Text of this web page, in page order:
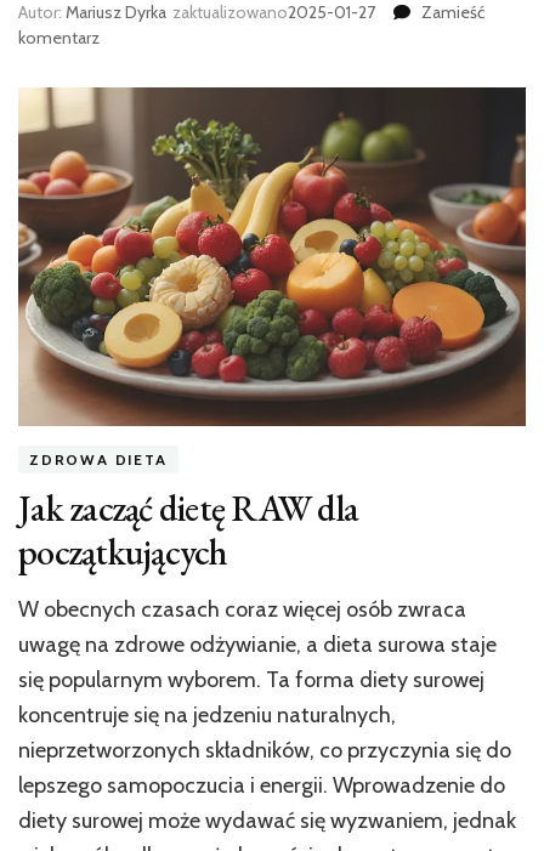
Autor: Mariusz Dyrka zaktualizowano2025-01-27
Zamieść
komentarzwe
Jak
domowe
surowe
batony
energetyczne
ZDROWA DIETA
Jak zacząć dietę RAW dla
początkujących
W obecnych czasach coraz więcej osób zwraca
uwagę na zdrowe odżywianie, a dieta surowa staje
się popularnym wyborem. Ta forma diety surowej
koncentruje się na jedzeniu naturalnych,
nieprzetworzonych składników, co przyczynia się do
lepszego samopoczucia i energii. Wprowadzenie do
diety surowej może wydawać się wyzwaniem, jednak